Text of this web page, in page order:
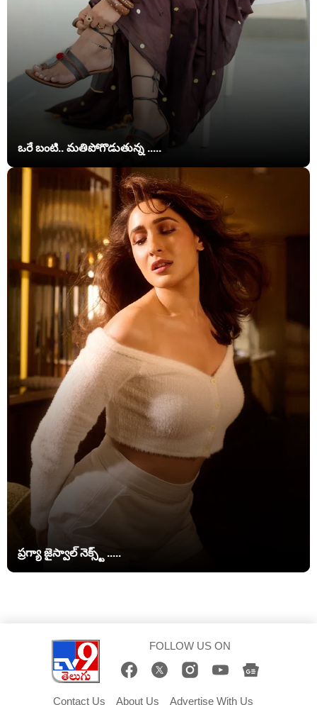
ఒరే బంటి.. మతిపోగొడుతున్న .....
ప్రగ్యా జైస్వాల్ నెక్స్ట్ .....
FOLLOW US ON
Contact Us About Us Advertise With Us